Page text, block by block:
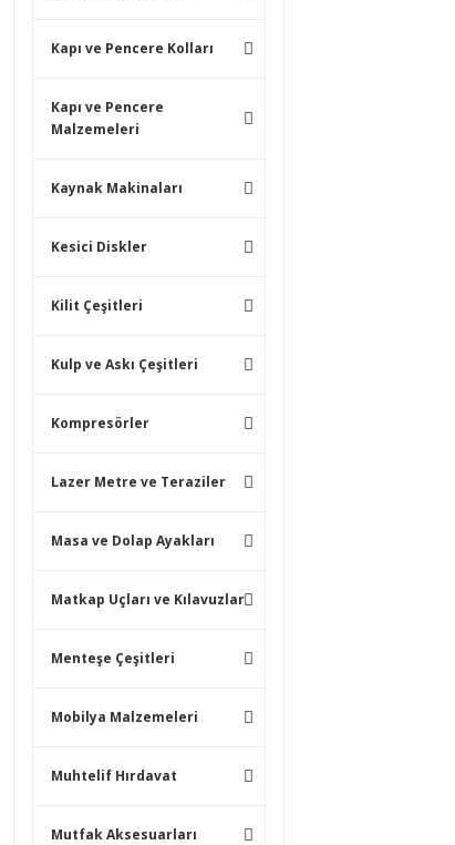
Kapı ve Pencere Kolları
Kapı ve Pencere
Malzemeleri
Kaynak Makinaları
Kesici Diskler
Kilit Çeşitleri
Kulp ve Askı Çeşitleri
Kompresörler
Lazer Metre ve Teraziler
Masa ve Dolap Ayakları
Matkap Uçları ve Kılavuzlar
Menteşe Çeşitleri
Mobilya Malzemeleri
Muhtelif Hırdavat
Mutfak Aksesuarları